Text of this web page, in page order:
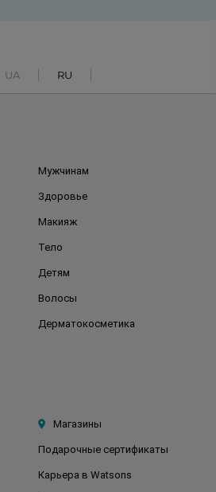
UA RU
Мужчинам
Здоровье
Макияж
Тело
Детям
Волосы
Дерматокосметика
Магазины
Подарочные сертификаты
Карьера в Watsons